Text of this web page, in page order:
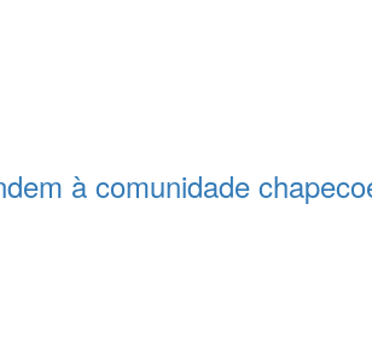
à comunidade